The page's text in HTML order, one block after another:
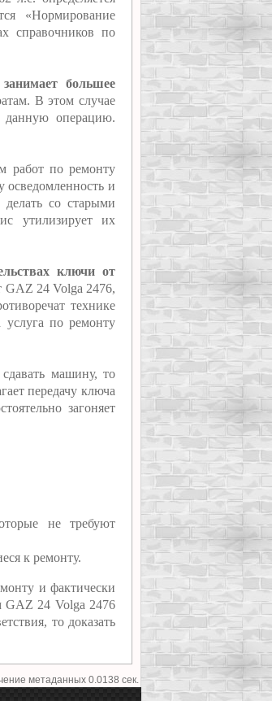
«Нормирование
справочников по
большее
В этом случае
данную операцию.
работ по ремонту
осведомленность и
со старыми
утилизирует их
ключи от
GAZ 24 Volga 2476,
технике
услуга по ремонту
машину, то
передачу ключа
загоняет
не требуют
к ремонту.
и фактически
GAZ 24 Volga 2476
то доказать
метаданных 0.0138 сек.